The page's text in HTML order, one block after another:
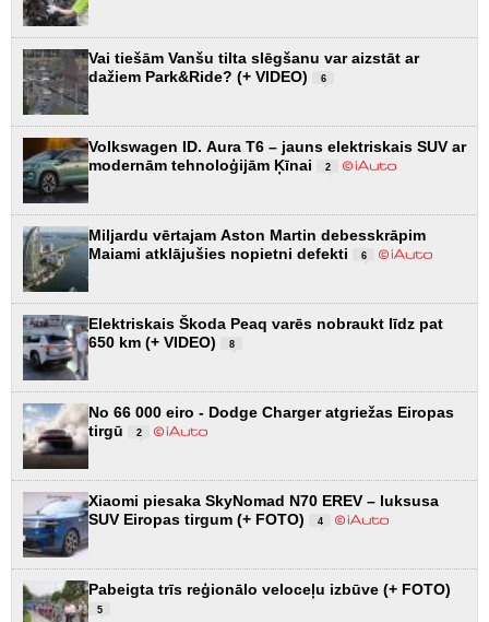
Vai tiešām Vanšu tilta slēgšanu var aizstāt ar
dažiem Park&Ride? (+ VIDEO)
6
Volkswagen ID. Aura T6 – jauns elektriskais SUV ar
modernām tehnoloģijām Ķīnai
2
Miljardu vērtajam Aston Martin debesskrāpim
Maiami atklājušies nopietni defekti
6
Elektriskais Škoda Peaq varēs nobraukt līdz pat
650 km (+ VIDEO)
8
No 66 000 eiro - Dodge Charger atgriežas Eiropas
tirgū
2
Xiaomi piesaka SkyNomad N70 EREV – luksusa
SUV Eiropas tirgum (+ FOTO)
4
Pabeigta trīs reģionālo veloceļu izbūve (+ FOTO)
5